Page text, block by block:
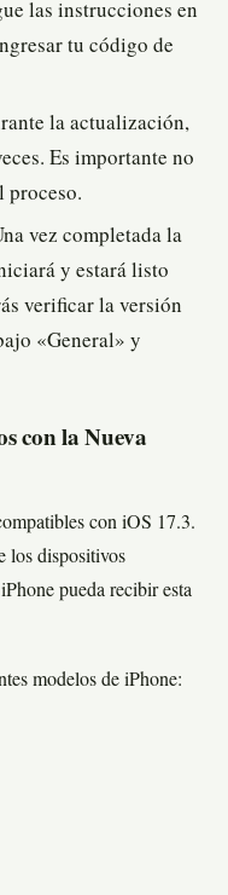
las instrucciones en
tu código de
la actualización,
Es importante no
proceso.
vez completada la
y estará listo
verificar la versión
«General» y
con la Nueva
con iOS 17.3.
los dispositivos
pueda recibir esta
modelos de iPhone: